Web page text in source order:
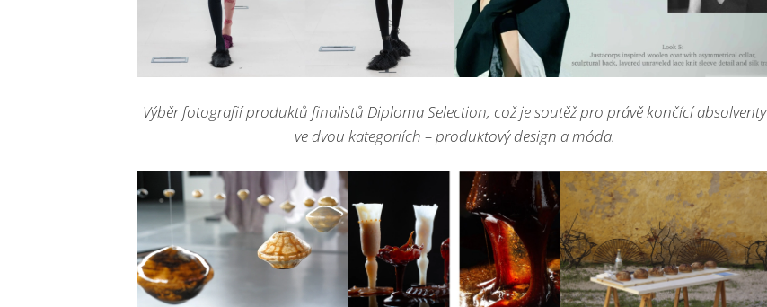
Výběr fotografií produktů finalistů Diploma Selection, což je soutěž pro právě končící absolventy
ve dvou kategoriích – produktový design a móda.